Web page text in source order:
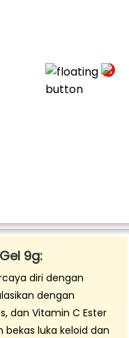
9g:
diri dengan
dengan
dan Vitamin C Ester
luka keloid dan